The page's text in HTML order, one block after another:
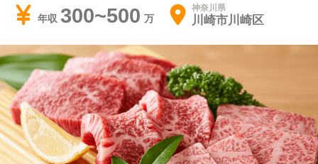
年収 300~500 神奈川県
川崎市川崎区